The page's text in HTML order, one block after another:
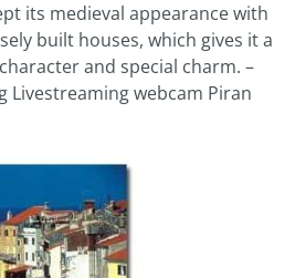
its medieval appearance with
built houses, which gives it a
and special charm. –
Livestreaming webcam Piran